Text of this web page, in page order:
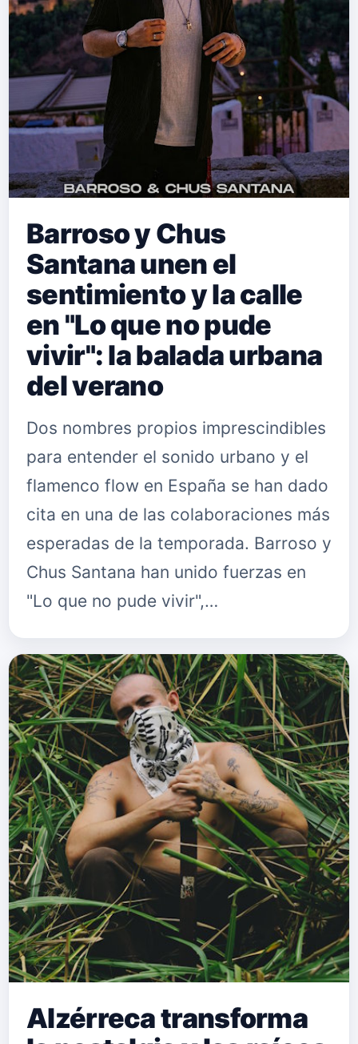
Barroso y Chus
Santana unen el
sentimiento y la calle
en "Lo que no pude
vivir": la balada urbana
del verano
Dos nombres propios imprescindibles
para entender el sonido urbano y el
flamenco flow en España se han dado
cita en una de las colaboraciones más
esperadas de la temporada. Barroso y
Chus Santana han unido fuerzas en
"Lo que no pude vivir",…
Alzérreca transforma